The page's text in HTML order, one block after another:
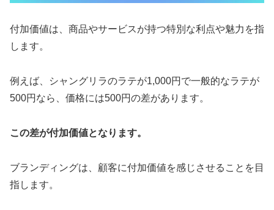
付加価値は、商品やサービスが持つ特別な利点や魅力を指
します。
例えば、シャングリラのラテが1,000円で一般的なラテが
500円なら、価格には500円の差があります。
この差が付加価値となります。
ブランディングは、顧客に付加価値を感じさせることを目
指します。